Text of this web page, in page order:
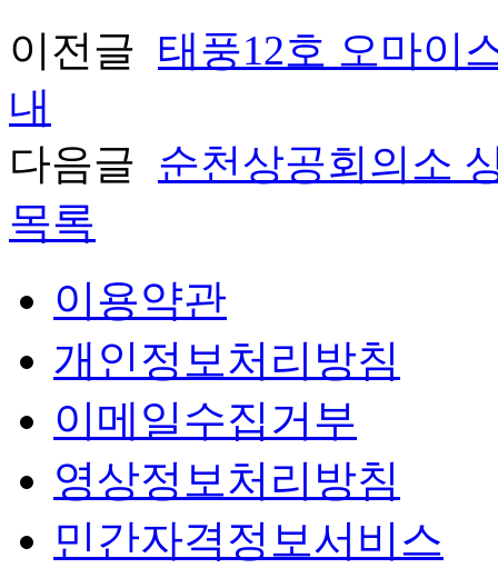
이전글 태풍12호 오마이
내
다음글 순천상공회의소
목록
이용약관
개인정보처리방침
이메일수집거부
영상정보처리방침
민간자격정보서비스